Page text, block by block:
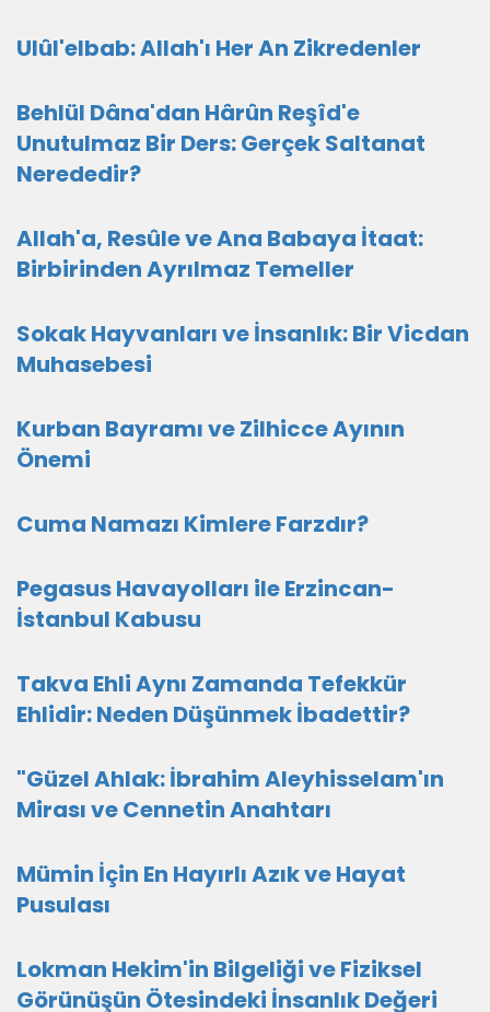
Ulûl'elbab: Allah'ı Her An Zikredenler
Behlül Dâna'dan Hârûn Reşîd'e
Unutulmaz Bir Ders: Gerçek Saltanat
Nerededir?
Allah'a, Resûle ve Ana Babaya İtaat:
Birbirinden Ayrılmaz Temeller
Sokak Hayvanları ve İnsanlık: Bir Vicdan
Muhasebesi
Kurban Bayramı ve Zilhicce Ayının
Önemi
Cuma Namazı Kimlere Farzdır?
Pegasus Havayolları ile Erzincan-
İstanbul Kabusu
Takva Ehli Aynı Zamanda Tefekkür
Ehlidir: Neden Düşünmek İbadettir?
"Güzel Ahlak: İbrahim Aleyhisselam'ın
Mirası ve Cennetin Anahtarı
Mümin İçin En Hayırlı Azık ve Hayat
Pusulası
Lokman Hekim'in Bilgeliği ve Fiziksel
Görünüşün Ötesindeki İnsanlık Değeri